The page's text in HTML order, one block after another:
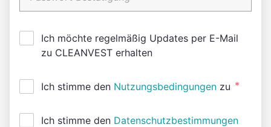
Ich möchte regelmäßig Updates per E-Mail
zu CLEANVEST erhalten
Ich stimme den Nutzungsbedingungen zu *
Ich stimme den Datenschutzbestimmungen